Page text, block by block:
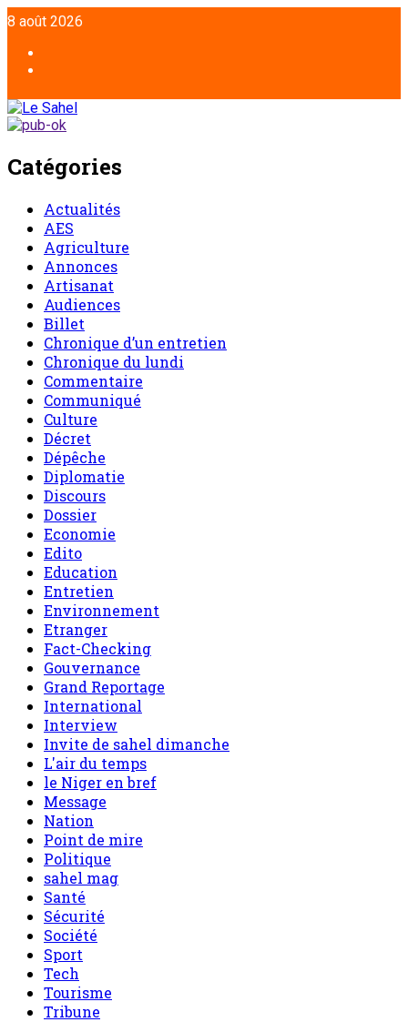
Aller
au
contenu
8 août 2026
Catégories
Actualités
AES
Agriculture
Annonces
Artisanat
Audiences
Billet
Chronique d’un entretien
Chronique du lundi
Commentaire
Communiqué
Culture
Décret
Dépêche
Diplomatie
Discours
Dossier
Economie
Edito
Education
Entretien
Environnement
Etranger
Fact-Checking
Gouvernance
Grand Reportage
International
Interview
Invite de sahel dimanche
L'air du temps
le Niger en bref
Message
Nation
Point de mire
Politique
sahel mag
Santé
Sécurité
Société
Sport
Tech
Tourisme
Tribune